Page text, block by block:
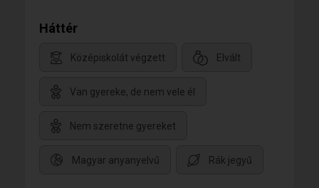
Háttér
Középiskolát végzett Elvált
Van gyereke, de nem vele él
Nem szeretne gyereket
Magyar anyanyelvű Rák jegyű